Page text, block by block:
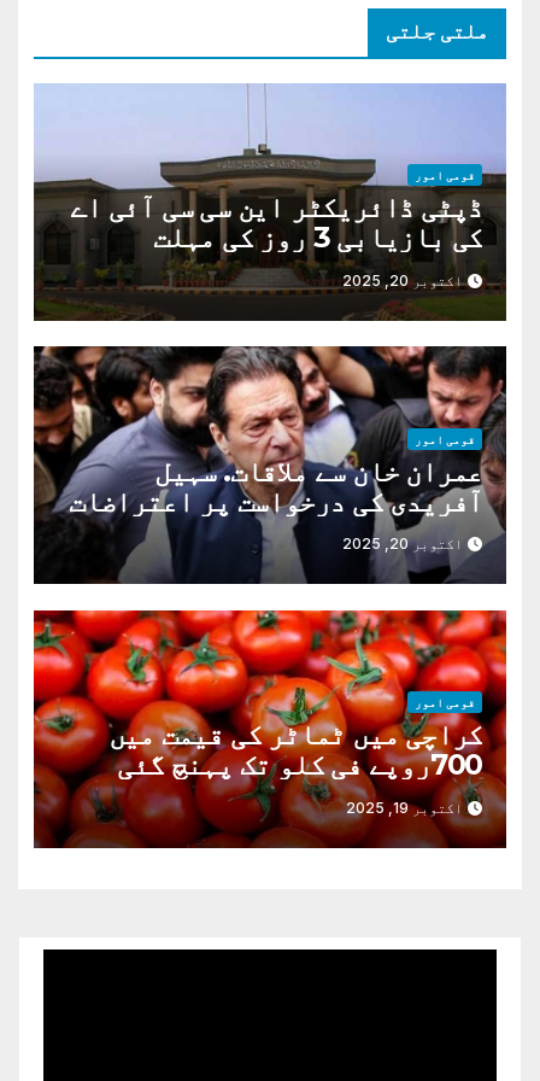
ملتی جلتی
قومی امور
ڈپٹی ڈائریکٹر این سی سی آئی اے
کی بازیابی 3 روز کی مہلت
اکتوبر 20, 2025
قومی امور
عمران خان سے ملاقات. سہیل
آفریدی کی درخواست پر اعتراضات
دوراکتوبر 20, 2025
قومی امور
کراچی میں ٹماٹر کی قیمت میں
700روپے فی کلو تک پہنچ گئی
اکتوبر 19, 2025